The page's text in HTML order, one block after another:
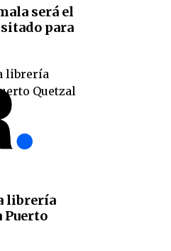
será el
para
librería
Puerto